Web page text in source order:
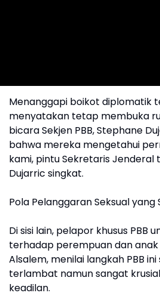
Menanggapi boikot diplomatik
menyatakan tetap membuka
bicara Sekjen PBB, Stephane
bahwa mereka mengetahui
kami, pintu Sekretaris
Dujarric singkat.
Pola Pelanggaran Seksual yang
Di sisi lain, pelapor khusus PBB
terhadap perempuan dan
Alsalem, menilai langkah PBB
terlambat namun sangat
keadilan.